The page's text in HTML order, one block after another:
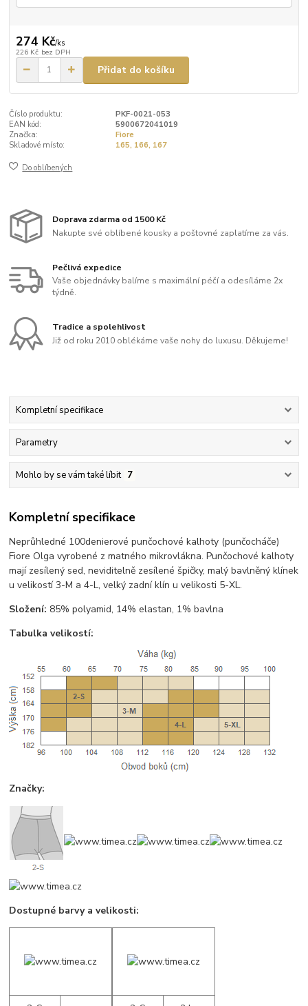
274 Kč/ks
226 Kč bez DPH
Přidat do košíku
Číslo produktu:
PKF-0021-053
EAN kód:
5900672041019
Značka:
Fiore
Skladové místo:
165, 166, 167
Do oblíbených
Doprava zdarma od 1500 Kč
Nakupte své oblíbené kousky a poštovné zaplatíme za vás.
Pečlivá expedice
Vaše objednávky balíme s maximální péčí a odesíláme 2x
týdně.
Tradice a spolehlivost
Již od roku 2010 oblékáme vaše nohy do luxusu. Děkujeme!
Kompletní specifikace
Parametry
Mohlo by se vám také líbit 7
Kompletní specifikace
Neprůhledné 100denierové punčochové kalhoty (punčocháče)
Fiore Olga vyrobené z matného mikrovlákna. Punčochové kalhoty
mají zesílený sed, neviditelně zesílené špičky, malý bavlněný klínek
u velikostí 3-M a 4-L, velký zadní klín u velikosti 5-XL.
Složení: 85% polyamid, 14% elastan, 1% bavlna
Tabulka velikostí:
Značky:
Dostupné barvy a velikosti: